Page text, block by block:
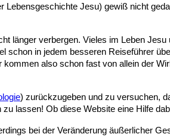
Lebensgeschichte Jesu) gewiß nicht
länger verbergen. Vieles im Leben Jesu
schon in jedem besseren Reiseführer
kommen also schon fast von allein der
) zurückzugeben und zu versuchen,
lassen! Ob diese Website eine Hilfe
bei der Veränderung äußerlicher